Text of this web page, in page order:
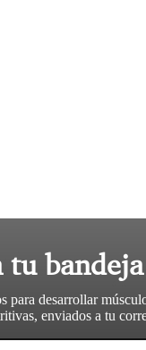
tu
para desarrollar
enviados a tu